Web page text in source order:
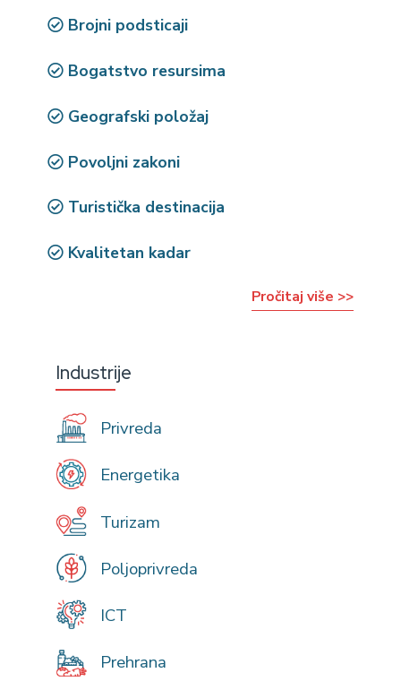
Brojni podsticaji
Bogatstvo resursima
Geografski položaj
Povoljni zakoni
Turistička destinacija
Kvalitetan kadar
Pročitaj više >>
Industrije
Privreda
Energetika
Turizam
Poljoprivreda
ICT
Prehrana